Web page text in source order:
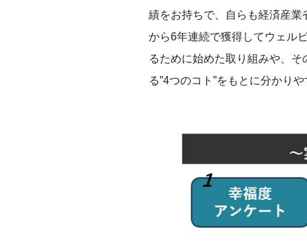
績をお持ちで、自らも経済産
から6年連続で獲得してウェル
るために始めた取り組みや、そ
る”4つのコト”をもとに分かり